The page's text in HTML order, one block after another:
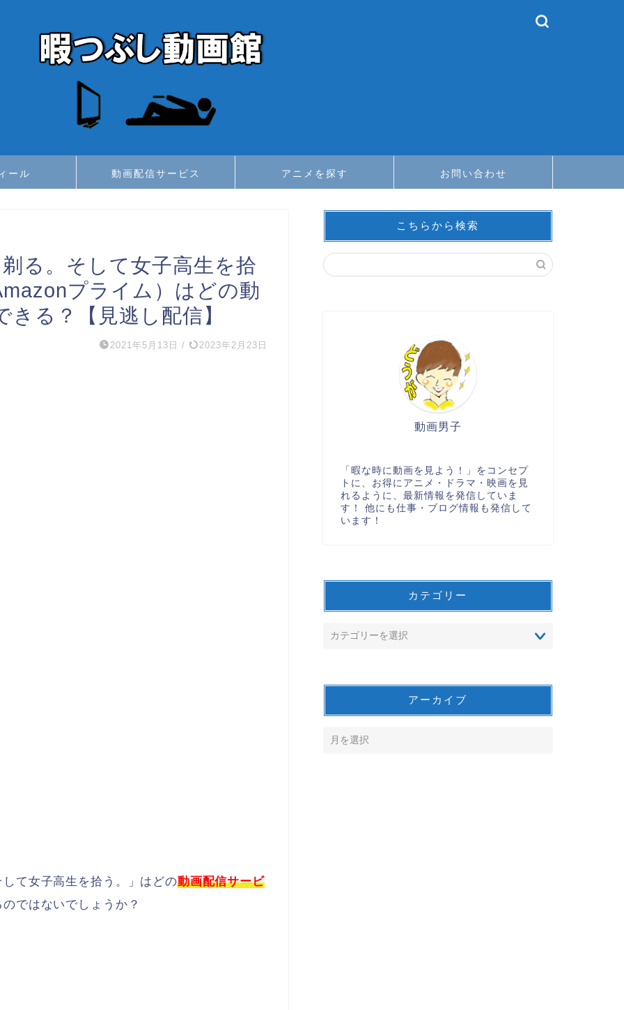
ール 動画配信サービス アニメを探す お問い合わせ
る。そして女子高生を拾
プライム）はどの動
る？【見逃し配信】
2021年5月13日 / 2023年2月23日
て女子高生を拾う。」はどの動画配信サービ
ではないでしょうか？
こちらから検索
動画男子
「暇な時に動画を見よう！」をコンセプ
トに、お得にアニメ・ドラマ・映画を見
れるように、最新情報を発信していま
す！ 他にも仕事・ブログ情報も発信して
います！
カテゴリー
アーカイブ